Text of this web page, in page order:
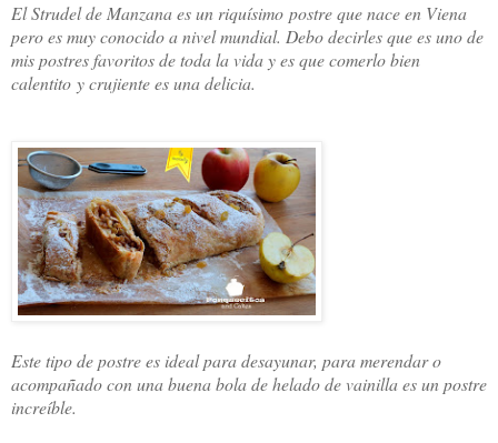
El Strudel de Manzana es un riquísimo postre que nace en Viena
pero es muy conocido a nivel mundial. Debo decirles que es uno de
mis postres favoritos de toda la vida y es que comerlo bien
calentito y crujiente es una delicia.
Este tipo de postre es ideal para desayunar, para merendar o
acompañado con una buena bola de helado de vainilla es un postre
increíble.